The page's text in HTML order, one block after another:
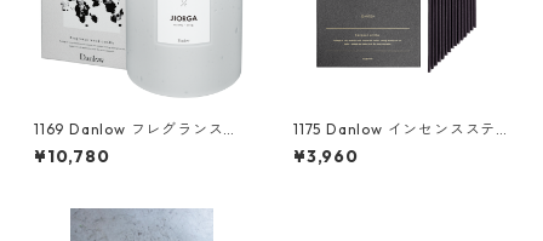
1169 Danlow フレグランスウ
ッドキャンドル -JIOLGA(ジオ
ルガ)-
¥10,780
1175 Danlow インセンスステ
ィック-GARTON(ガートン)-
¥3,960